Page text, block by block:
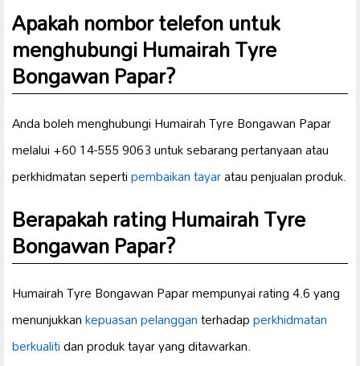
Apakah nombor telefon untuk
menghubungi Humairah Tyre
Bongawan Papar?
Anda boleh menghubungi Humairah Tyre Bongawan Papar
melalui +60 14-555 9063 untuk sebarang pertanyaan atau
perkhidmatan sepertipembaikan tayaratau penjualan produk.
Berapakah rating Humairah Tyre
Bongawan Papar?
Humairah Tyre Bongawan Papar mempunyai rating 4.6 yang
menunjukkankepuasan pelangganterhadapperkhidmatan
berkualitidan produk tayar yang ditawarkan.